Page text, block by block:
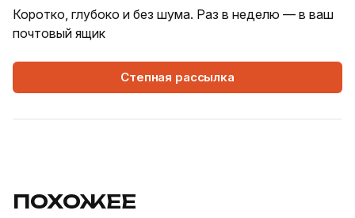
Коротко, глубоко и без шума. Раз в неделю — в ваш
почтовый ящик
Степная рассылка
ПОХОЖЕЕ